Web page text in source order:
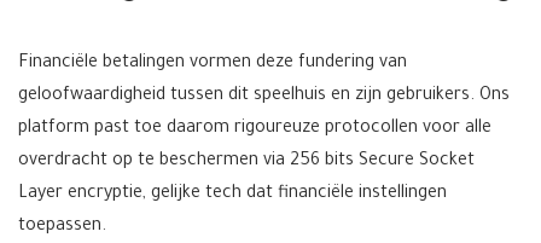
Financiële betalingen vormen deze fundering van
geloofwaardigheid tussen dit speelhuis en zijn gebruikers. Ons
platform past toe daarom rigoureuze protocollen voor alle
overdracht op te beschermen via 256 bits Secure Socket
Layer encryptie, gelijke tech dat financiële instellingen
toepassen.